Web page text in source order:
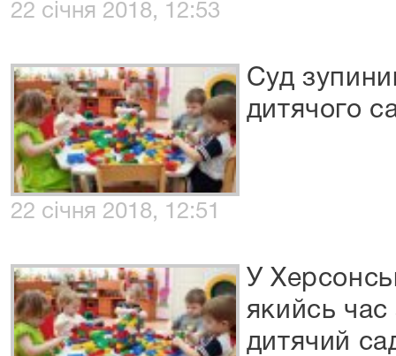
22 січня 2018, 12:53
Суд
дитячого
22 січня 2018, 12:51
У
якийсь час
дитячий